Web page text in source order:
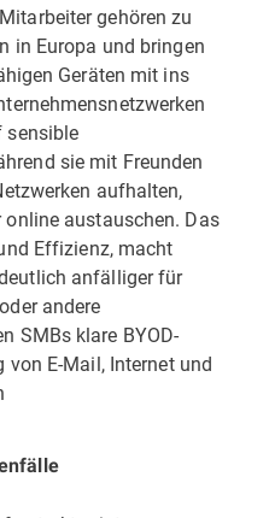
gehören zu
in Europa und bringen
Geräten mit ins
sensible
sie mit Freunden
aufhalten,
austauschen. Das
Effizienz, macht
anfälliger für
andere
SMBs klare BYOD-
E-Mail, Internet und